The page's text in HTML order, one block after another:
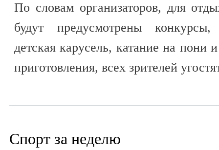
По словам организаторов, для
будут предусмотрены
детская карусель, катание на пони
приготовления, всех зрителей
Спорт за неделю